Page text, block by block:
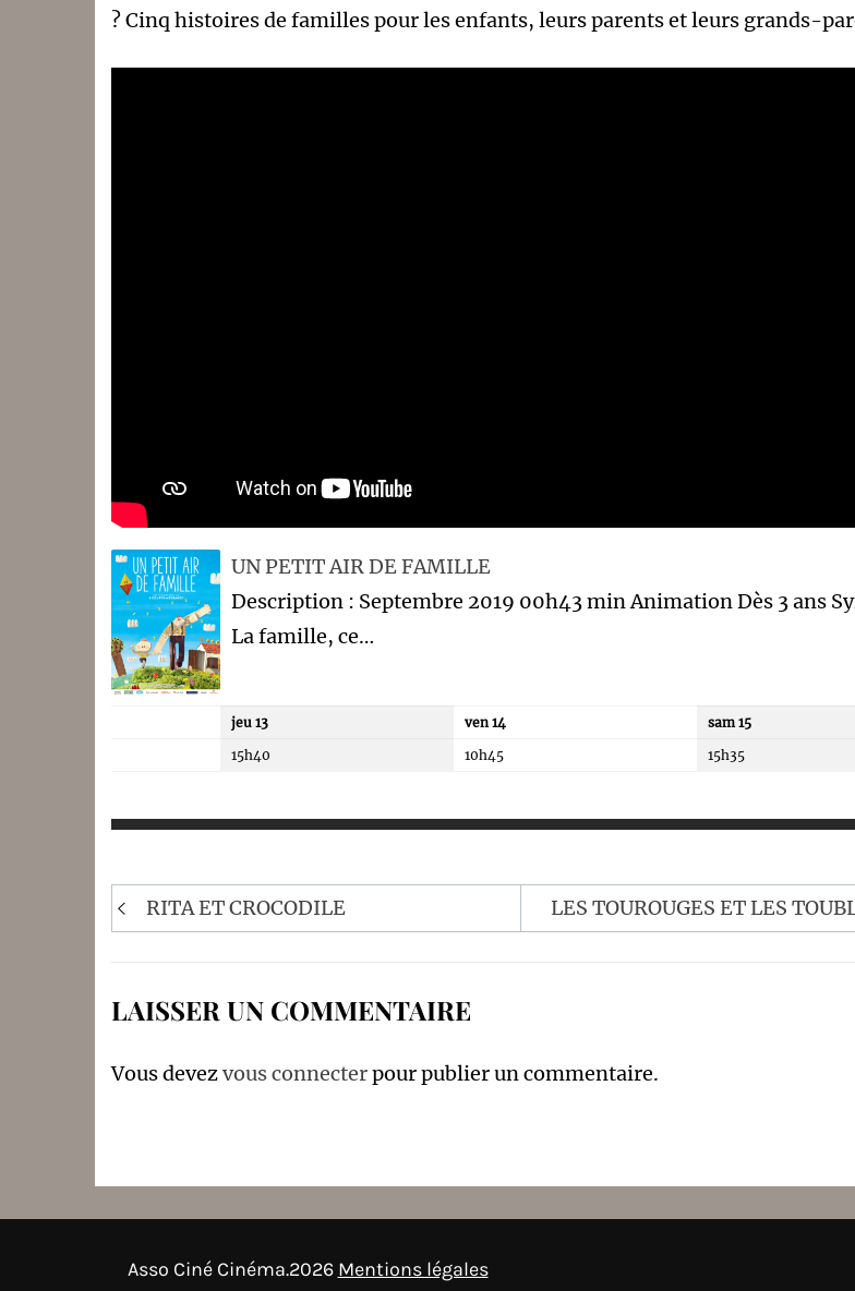
? Cinq histoires de familles pour les enfants, leurs parents et leurs grands-
UN PETIT AIR DE FAMILLE
Description : Septembre 2019 00h43 min Animation Dès 3 ans
La famille, ce…
jeu 13 ven 14
sam 15
15h40
10h45 15h35
Navigation
de
RITA ET CROCODILE LES TOUROUGES ET LES
LAISSER UN COMMENTAIRE
Vous devezvous connecterpour publier un commentaire.
Asso Ciné Cinéma.2026 Mentions légales